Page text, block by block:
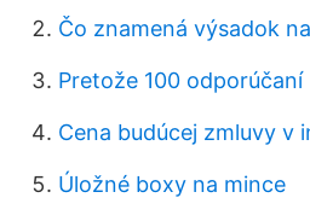
Čo znamená výsadok
Pretože 100 odporúčaní
Cena budúcej zmluvy v
Úložné boxy na mince